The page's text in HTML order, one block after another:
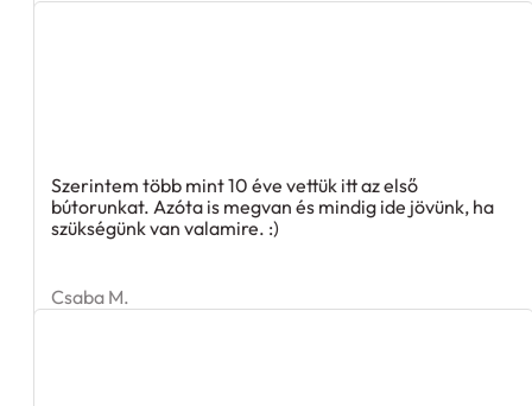
bútorunkat. Azóta is megvan és mindig ide jövünk, ha
szükségünk van valamire. :)